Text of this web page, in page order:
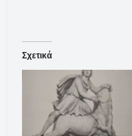
Σχετικά